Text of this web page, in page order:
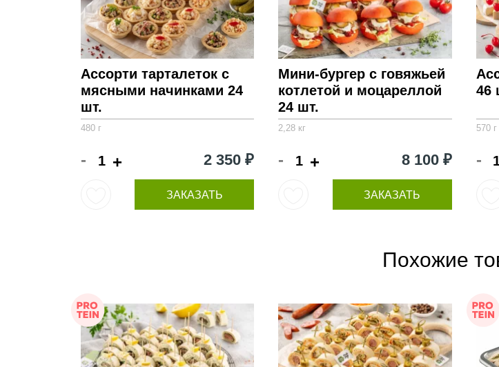
Ассорти тарталеток с
мясными начинками 24
шт.
480 г
- + 2 350 ₽
ЗАКАЗАТЬ
Мини-бургер с говяжьей
котлетой и моцареллой
24 шт.
2,28 кг
- + 8 100 ₽
ЗАКАЗАТЬ
46
570 г
-
Похожие